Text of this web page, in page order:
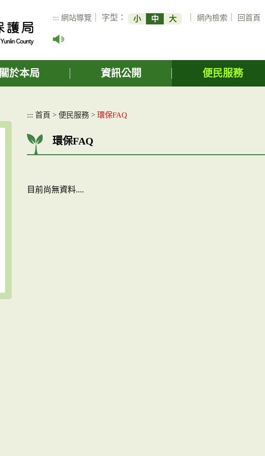
::: 網站導覽 ｜ 字型： 小 中 大 ｜網內檢索 回首頁
關於本局 資訊公開 便民服務
::: 首頁 > 便民服務 > 環保FAQ
環保FAQ
目前尚無資料....